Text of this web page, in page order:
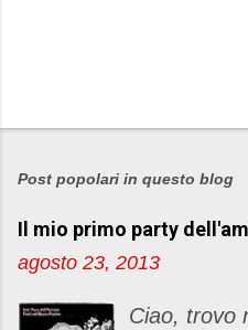
P
s
a
u
c
Post popolari in questo blog
Il mio primo party
agosto 23, 2013
Ciao, trovo